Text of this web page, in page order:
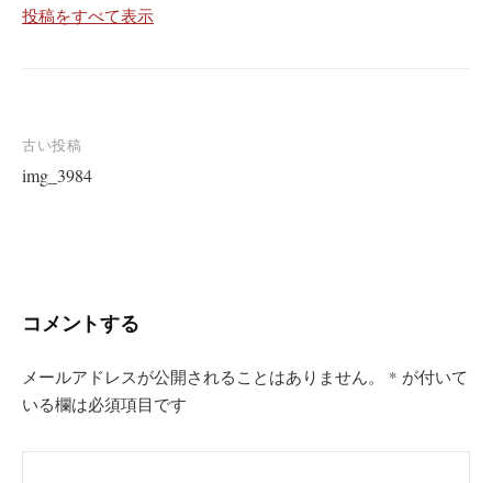
投稿をすべて表示
投
稿
ー
ョ
ン
古い投稿
img_3984
コメントする
メールアドレスが公開されることはありません。 * が付いて
いる欄は必須項目です